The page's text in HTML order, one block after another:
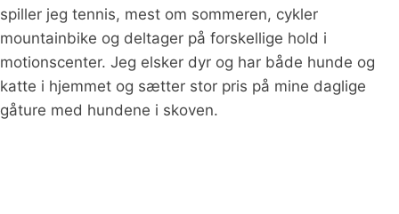
spiller jeg tennis, mest om sommeren, cykler
mountainbike og deltager på forskellige hold i
motionscenter. Jeg elsker dyr og har både hunde og
katte i hjemmet og sætter stor pris på mine daglige
gåture med hundene i skoven.